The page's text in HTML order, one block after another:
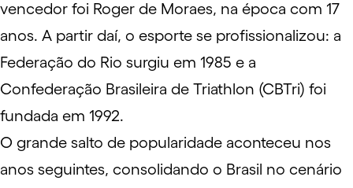
vencedor foi Roger de Moraes, na época com 17
anos. A partir daí, o esporte se profissionalizou: a
Federação do Rio surgiu em 1985 e a
Confederação Brasileira de Triathlon (CBTri) foi
fundada em 1992.
O grande salto de popularidade aconteceu nos
anos seguintes, consolidando o Brasil no cenário